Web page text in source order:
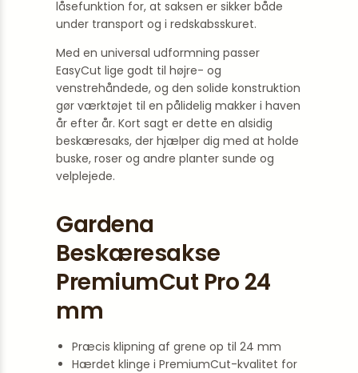
låsefunktion for, at saksen er sikker både
under transport og i redskabsskuret.
Med en universal udformning passer
EasyCut lige godt til højre- og
venstrehåndede, og den solide konstruktion
gør værktøjet til en pålidelig makker i haven
år efter år. Kort sagt er dette en alsidig
beskæresaks, der hjælper dig med at holde
buske, roser og andre planter sunde og
velplejede.
Gardena
Beskæresakse
PremiumCut Pro 24
mm
Præcis klipning af grene op til 24 mm
Hærdet klinge i PremiumCut-kvalitet for